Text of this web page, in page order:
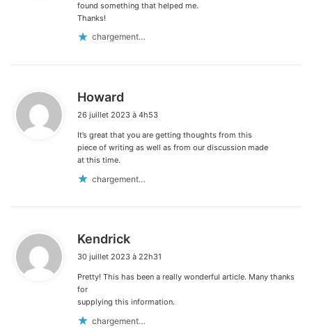
:
found something that helped me.
Thanks!
chargement…
Howard
t
:
26 juillet 2023 à 4h53
It’s great that you are getting thoughts from this
piece of writing as well as from our discussion made
at this time.
chargement…
Kendrick
t
30 juillet 2023 à 22h31
Pretty! This has been a really wonderful article. Many thanks
for
supplying this information.
chargement…